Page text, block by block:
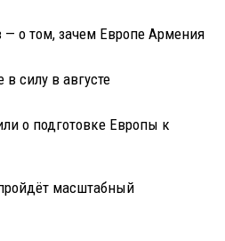
о том, зачем Европе Армения
силу в августе
о подготовке Европы к
масштабный